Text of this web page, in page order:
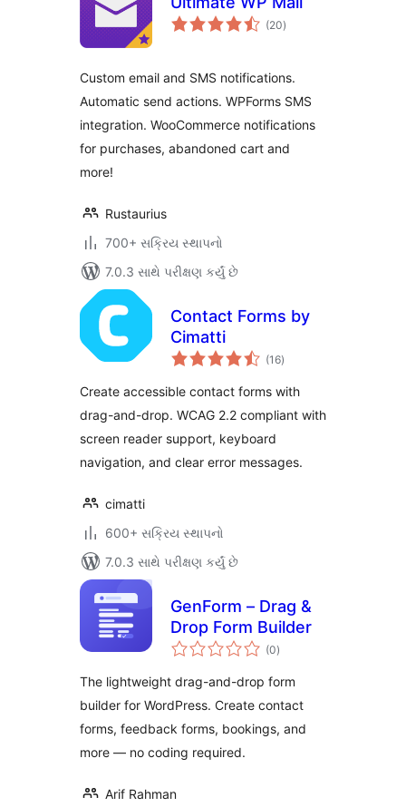
(20કુલ
રેટિંગ્સ
)
Custom email and SMS notifications.
Automatic send actions. WPForms SMS
integration. WooCommerce notifications
for purchases, abandoned cart and
more!
Rustaurius
700+ સક્રિય સ્થાપનો
7.0.3 સાથે પરીક્ષણ કર્યું છે
Contact Forms by
Cimatti
(16કુલ
રેટિંગ્સ
)
Create accessible contact forms with
drag-and-drop. WCAG 2.2 compliant with
screen reader support, keyboard
navigation, and clear error messages.
cimatti
600+ સક્રિય સ્થાપનો
7.0.3 સાથે પરીક્ષણ કર્યું છે
GenForm – Drag &
Drop Form Builder
(0કુલ
રેટિંગ્સ
)
The lightweight drag-and-drop form
builder for WordPress. Create contact
forms, feedback forms, bookings, and
more — no coding required.
Arif Rahman